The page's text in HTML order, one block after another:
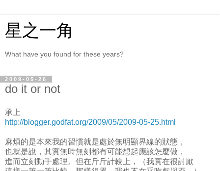
星之一角
What have you found for these years?
2009-05-26
do it or not
承上
http://blogger.godfat.org/2009/05/2009-05-25.html
麻煩的是本來我的習慣就是處於無明顯界線的狀態，
也就是說，其實無時無刻都有可能想起應該怎麼做，
進而立刻動手處理。但在斤斤計較上，（我實在很討厭